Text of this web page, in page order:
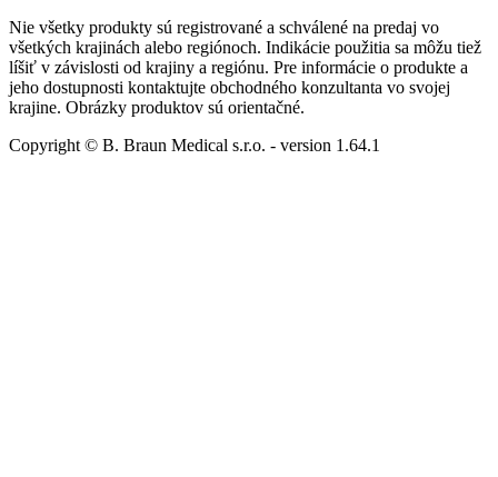
Nie všetky produkty sú registrované a schválené na predaj vo
všetkých krajinách alebo regiónoch. Indikácie použitia sa môžu tiež
líšiť v závislosti od krajiny a regiónu. Pre informácie o produkte a
jeho dostupnosti kontaktujte obchodného konzultanta vo svojej
krajine. Obrázky produktov sú orientačné.
Copyright © B. Braun Medical s.r.o. - version 1.64.1